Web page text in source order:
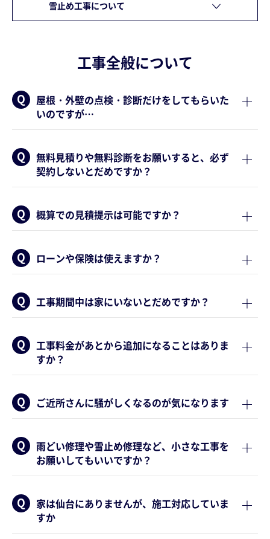
雪止め工事について
工事全般について
屋根・外壁の点検・診断だけをしてもらいた
いのですが…
無料見積りや無料診断をお願いすると、必ず
契約しないとだめですか？
概算での見積提示は可能ですか？
ローンや保険は使えますか？
工事期間中は家にいないとだめですか？
工事料金があとから追加になることはありま
すか？
ご近所さんに騒がしくなるのが気になります
雨どい修理や雪止め修理など、小さな工事を
お願いしてもいいですか？
家は仙台にありませんが、施工対応していま
すか